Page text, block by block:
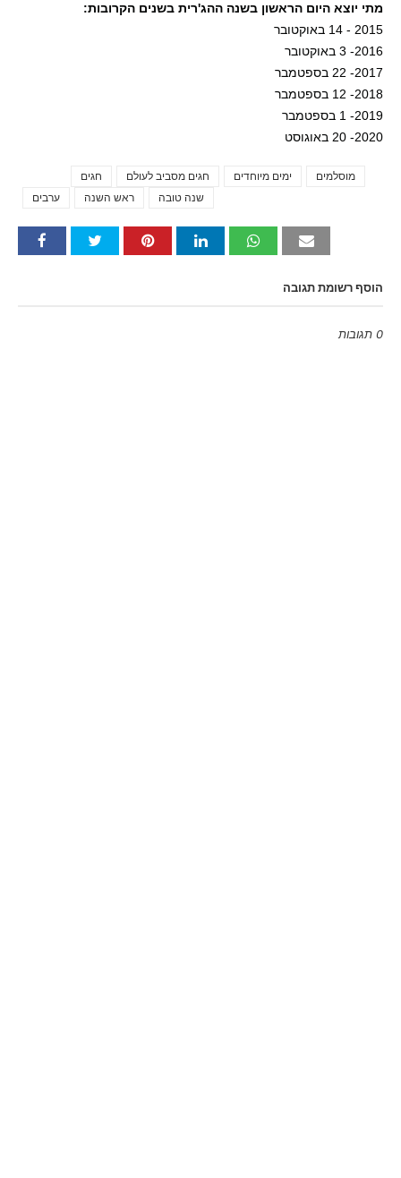
מתי יוצא היום הראשון בשנה ההג'רית בשנים הקרובות:
2015 - 14 באוקטובר
2016- 3 באוקטובר
2017- 22 בספטמבר
2018- 12 בספטמבר
2019- 1 בספטמבר
2020- 20 באוגוסט
חגים חגים מסביב לעולם ימים מיוחדים
מוסלמים
ערבים
ראש השנה שנה טובה
הוסף רשומת תגובה
0 תגובות